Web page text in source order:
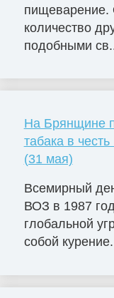
пищеварение.
количество
подобными
На Брянщине
табака в
(31 мая)
Всемирный
ВОЗ в 1987
глобальной
собой